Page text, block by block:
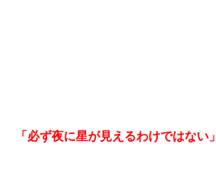
「必ず夜に星が見えるわけではない」